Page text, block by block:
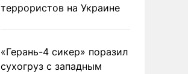
террористов на Украине
«Герань-4 сикер» поразил
сухогруз с западным